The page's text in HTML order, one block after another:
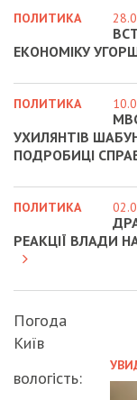
ПОЛИТИКА
ЕКОНОМІКУ
ПОЛИТИКА
УХИЛЯНТІВ
ПОДРОБИЦІ
ПОЛИТИКА
РЕАКЦІЇ ВЛАДИ
Погода
Київ
вологість: